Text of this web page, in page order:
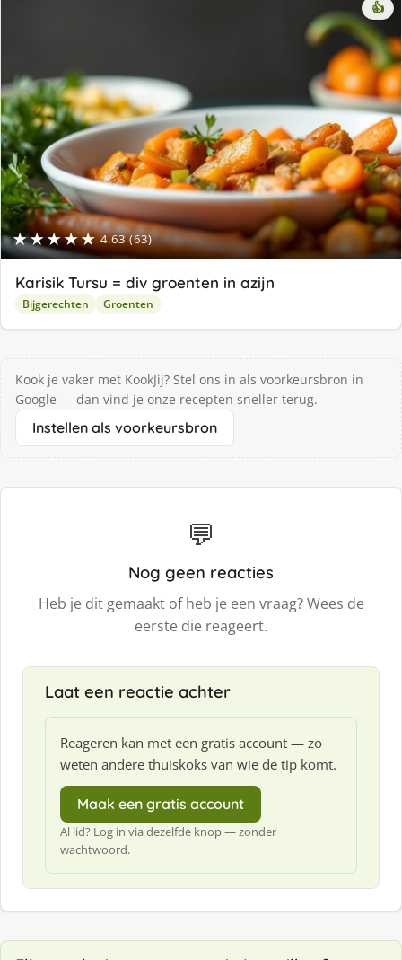
★★★★★ 4.63 (63)
👍
Karisik Tursu = div groenten in azijn
Bijgerechten Groenten
Kook je vaker met KookJij? Stel ons in als voorkeursbron in
Google — dan vind je onze recepten sneller terug.
Instellen als voorkeursbron
💬
Nog geen reacties
Heb je dit gemaakt of heb je een vraag? Wees de
eerste die reageert.
Laat een reactie achter
Reageren kan met een gratis account — zo
weten andere thuiskoks van wie de tip komt.
Maak een gratis account
Al lid? Log in via dezelfde knop — zonder
wachtwoord.